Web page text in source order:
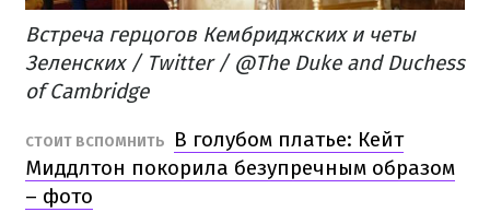
Встреча герцогов Кембриджских и четы
Зеленских / Twitter / @The Duke and Duchess
of Cambridge
СТОИТ ВСПОМНИТЬ
В голубом платье: Кейт
Миддлтон покорила безупречным образом
– фото